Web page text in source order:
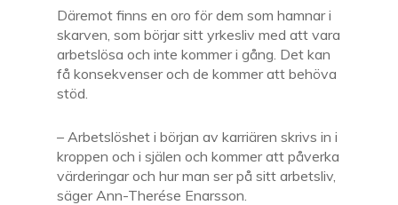
Däremot finns en oro för dem som hamnar i
skarven, som börjar sitt yrkesliv med att vara
arbetslösa och inte kommer i gång. Det kan
få konsekvenser och de kommer att behöva
stöd.
– Arbetslöshet i början av karriären skrivs in i
kroppen och i själen och kommer att påverka
värderingar och hur man ser på sitt arbetsliv,
säger Ann-Therése Enarsson.